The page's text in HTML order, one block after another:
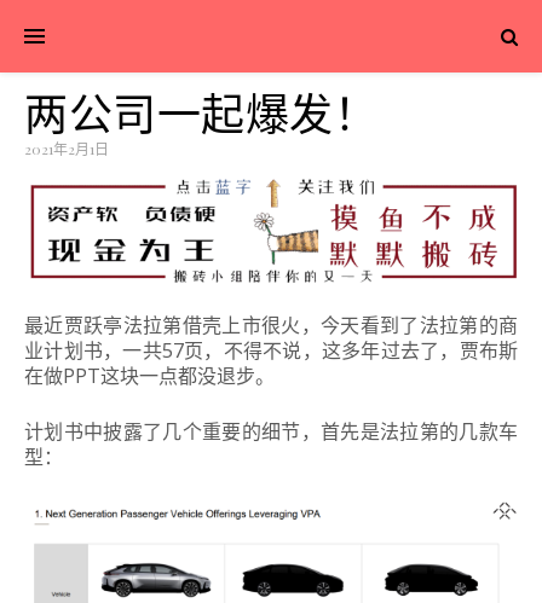
两公司一起爆发！
2021年2月1日
最近贾跃亭法拉第借壳上市很火，今天看到了法拉第的商
业计划书，一共57页，不得不说，这多年过去了，贾布斯
在做PPT这块一点都没退步。
计划书中披露了几个重要的细节，首先是法拉第的几款车
型：